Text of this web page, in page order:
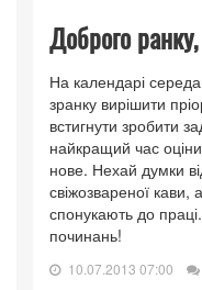
Доброго
На календарі
зранку вирішити
встигнути зробити
найкращий час
нове. Нехай думки
свіжозвареної кави,
спонукають до
починань!
10.07.2013 07:00